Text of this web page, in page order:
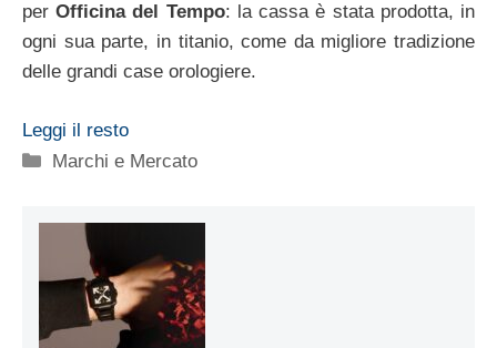
per Officina del Tempo: la cassa è stata prodotta, in
ogni sua parte, in titanio, come da migliore tradizione
delle grandi case orologiere.
Leggi il resto
Categorie
Marchi e Mercato